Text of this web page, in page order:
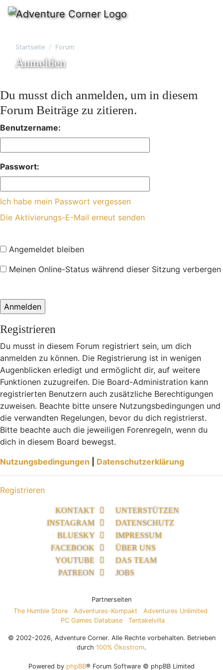
Startseite Forum
Anmelden
Du musst dich anmelden, um in diesem
Forum Beiträge zu zitieren.
Benutzername:
Passwort:
Ich habe mein Passwort vergessen
Die Aktivierungs-E-Mail erneut senden
Angemeldet bleiben
Meinen Online-Status während dieser Sitzung verbergen
Registrieren
Du musst in diesem Forum registriert sein, um dich
anmelden zu können. Die Registrierung ist in wenigen
Augenblicken erledigt und ermöglicht dir, auf weitere
Funktionen zuzugreifen. Die Board-Administration kann
registrierten Benutzern auch zusätzliche Berechtigungen
zuweisen. Beachte bitte unsere Nutzungsbedingungen und
die verwandten Regelungen, bevor du dich registrierst.
Bitte beachte auch die jeweiligen Forenregeln, wenn du
dich in diesem Board bewegst.
Nutzungsbedingungen
Datenschutzerklärung
Registrieren
KONTAKT
INSTAGRAM
BLUESKY
FACEBOOK
YOUTUBE
PATREON
UNTERSTÜTZEN
DATENSCHUTZ
IMPRESSUM
ÜBER UNS
DAS TEAM
JOBS
Partnerseiten
The Humble Store
Adventures-Kompakt
Adventures Unlimited
PC Games Database
Tentakelvilla
© 2002-2026, Adventure Corner. Alle Rechte vorbehalten. Betrieben
durch 100% Ökostrom.
Powered by phpBB® Forum Software © phpBB Limited